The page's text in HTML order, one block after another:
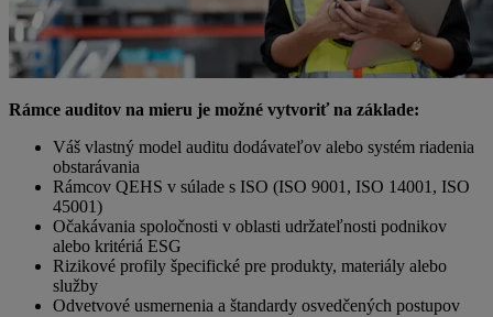
Rámce auditov na mieru je možné vytvoriť na základe:
Váš vlastný model auditu dodávateľov alebo systém riadenia
obstarávania
Rámcov QEHS v súlade s ISO (ISO 9001, ISO 14001, ISO
45001)
Očakávania spoločnosti v oblasti udržateľnosti podnikov
alebo kritériá ESG
Rizikové profily špecifické pre produkty, materiály alebo
služby
Odvetvové usmernenia a štandardy osvedčených postupov